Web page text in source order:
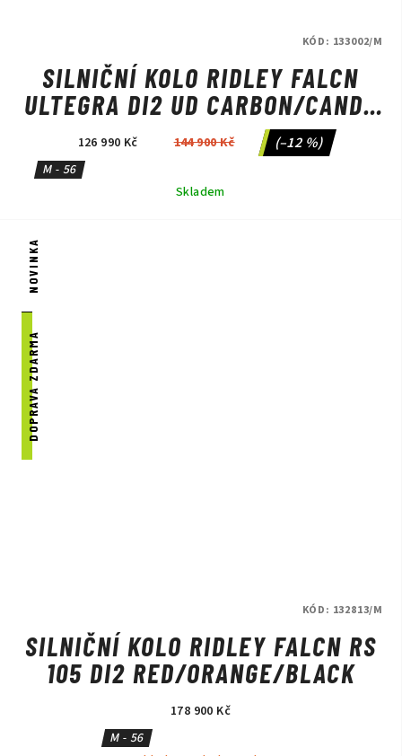
SILNIČNÍ KOLO RIDLEY FALCN
ULTEGRA DI2 UD CARBON/CANDY
RED METALLIC/SILVER
126 990 Kč 144 900 Kč (–12 %)
M - 56
Skladem
KÓD: 133002/M
NOVINKA
DOPRAVA ZDARMA
SILNIČNÍ KOLO RIDLEY FALCN RS
105 DI2 RED/ORANGE/BLACK
178 900 Kč
M - 56
KÓD: 132813/M